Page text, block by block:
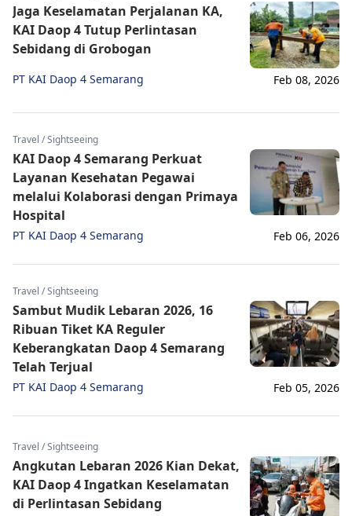
Jaga Keselamatan Perjalanan KA,
KAI Daop 4 Tutup Perlintasan
Sebidang di Grobogan
PT KAI Daop 4 Semarang Feb 08, 2026
Travel / Sightseeing
KAI Daop 4 Semarang Perkuat
Layanan Kesehatan Pegawai
melalui Kolaborasi dengan Primaya
Hospital
PT KAI Daop 4 Semarang Feb 06, 2026
Travel / Sightseeing
Sambut Mudik Lebaran 2026, 16
Ribuan Tiket KA Reguler
Keberangkatan Daop 4 Semarang
Telah Terjual
PT KAI Daop 4 Semarang Feb 05, 2026
Travel / Sightseeing
Angkutan Lebaran 2026 Kian Dekat,
KAI Daop 4 Ingatkan Keselamatan
di Perlintasan Sebidang